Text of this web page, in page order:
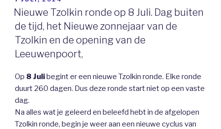
OP
Nieuwe Tzolkin ronde op 8 Juli. Dag buiten
de tijd, het Nieuwe zonnejaar van de
Tzolkin en de opening van de
Leeuwenpoort,
Op 8 Julibegint er een nieuwe Tzolkin ronde. Elke ronde
duurt 260 dagen. Dus deze ronde start niet op een vaste
dag.
Na alles wat je geleerd en beleefd hebt in de afgelopen
Tzolkin ronde, begin je weer aan een nieuwe cyclus van